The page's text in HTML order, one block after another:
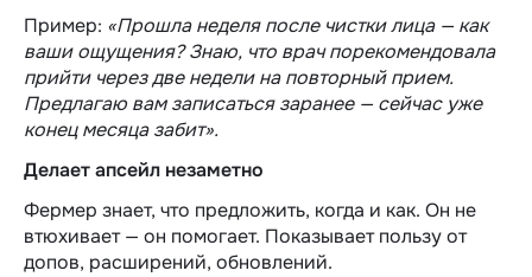
Пример: «Прошла неделя после чистки лица — как
ваши ощущения? Знаю, что врач порекомендовала
прийти через две недели на повторный прием.
Предлагаю вам записаться заранее — сейчас уже
конец месяца забит».
Делает апсейл незаметно
Фермер знает, что предложить, когда и как. Он не
втюхивает — он помогает. Показывает пользу от
допов, расширений, обновлений.